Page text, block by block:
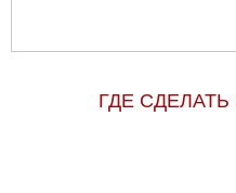
ГДЕ СДЕЛАТЬ